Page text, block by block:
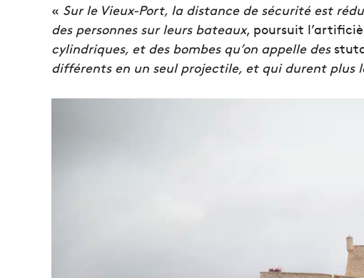
« Sur le Vieux-Port, la distance de sécurité est
des personnes sur leurs bateaux, poursuit
cylindriques, et des bombes qu’on appelle des
différents en un seul projectile, et qui durent plus